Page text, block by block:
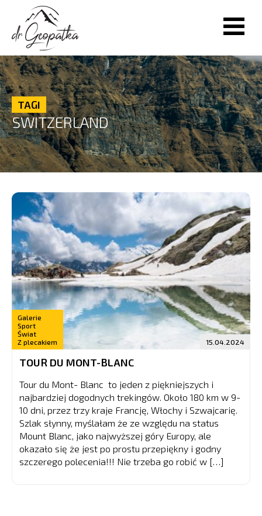
TAGI
SWITZERLAND
Galerie
Sport
Świat
Z plecakiem
15.04.2024
TOUR DU MONT-BLANC
Tour du Mont- Blanc to jeden z piękniejszych i
najbardziej dogodnych trekingów. Około 180 km w 9-
10 dni, przez trzy kraje Francję, Włochy i Szwajcarię.
Szlak słynny, myślałam że ze względu na status
Mount Blanc, jako najwyższej góry Europy, ale
okazało się że jest po prostu przepiękny i godny
szczerego polecenia!!! Nie trzeba go robić w […]